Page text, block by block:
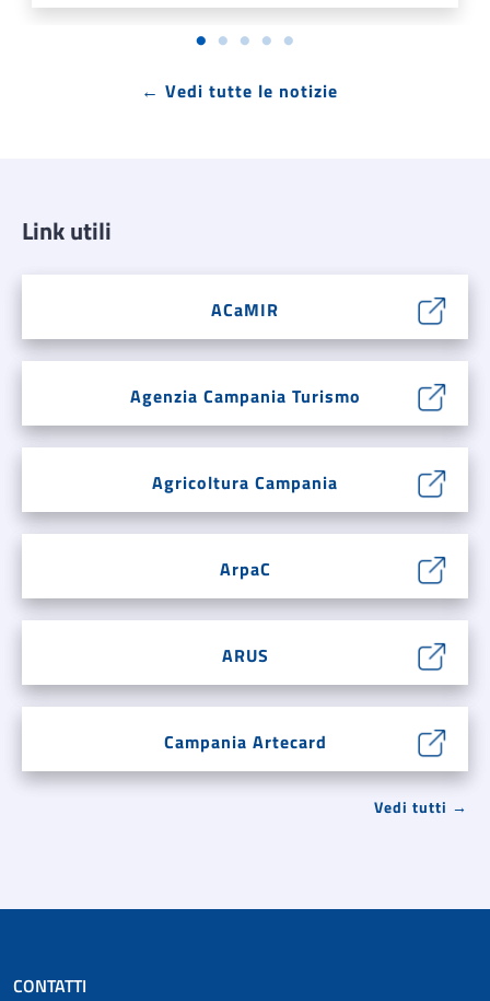
← Vedi tutte le notizie
Link utili
ACaMIR
Agenzia Campania Turismo
Agricoltura Campania
ArpaC
ARUS
Campania Artecard
Vedi tutti →
CONTATTI